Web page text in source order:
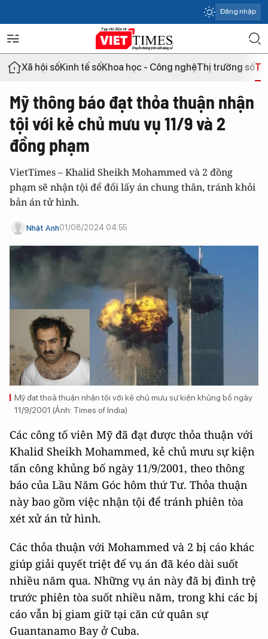
Đăng nhập
Xã hội sốKinh tế sốKhoa học - Công nghệThị trường số
Mỹ thông báo đạt thỏa thuận nhận
tội với kẻ chủ mưu vụ 11/9 và 2
đồng phạm
VietTimes – Khalid Sheikh Mohammed và 2 đồng
phạm sẽ nhận tội để đổi lấy án chung thân, tránh khỏi
bản án tử hình.
Nhật Anh01/08/2024 04:55
Mỹ đạt thoả thuận nhận tội với kẻ chủ mưu sự kiện khủng bố ngày
11/9/2001 (Ảnh: Times of India)
Các công tố viên Mỹ đã đạt được thỏa thuận với
Khalid Sheikh Mohammed, kẻ chủ mưu sự kiện
tấn công khủng bố ngày 11/9/2001, theo thông
báo của Lầu Năm Góc hôm thứ Tư. Thỏa thuận
này bao gồm việc nhận tội để tránh phiên tòa
xét xử án tử hình.
Các thỏa thuận với Mohammed và 2 bị cáo khác
giúp giải quyết triệt để vụ án đã kéo dài suốt
nhiều năm qua. Những vụ án này đã bị đình trệ
trước phiên tòa suốt nhiều năm, trong khi các bị
cáo vẫn bị giam giữ tại căn cứ quân sự
Guantanamo Bay ở Cuba.